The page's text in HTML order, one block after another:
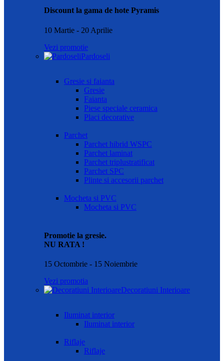
Discount la gama de hote Pyramis
10 Martie - 20 Aprilie
Vezi promotie
Pardoseli
Gresie si faianta
Gresie
Faianta
Piese speciale ceramica
Placi decorative
Parchet
Parchet hibrid WSPC
Parchet laminat
Parchet triplustratificat
Parchet SPC
Plinte si accesorii parchet
Mocheta si PVC
Mocheta si PVC
Promotie la gresie.
NU RATA !
15 Octombrie - 15 Noiembrie
Vezi promotia
Decoratiuni Interioare
Iluminat interior
Iluminat interior
Riflaje
Riflaje